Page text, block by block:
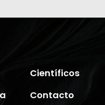
Científicos
Contacto